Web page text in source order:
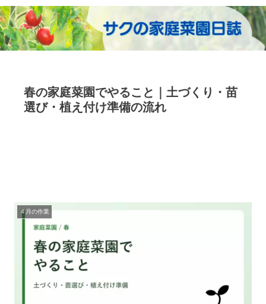
春の家庭菜園でやること｜土づくり・苗
選び・植え付け準備の流れ
４月の作業